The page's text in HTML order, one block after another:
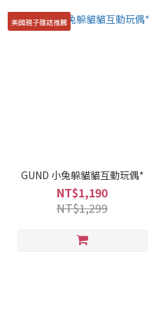
美國親子雜誌推薦
GUND 小兔躲貓貓互動玩偶*
NT$1,190
NT$1,299